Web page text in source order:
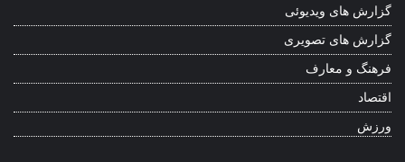
گزارش های ویدیوئی
گزارش های تصویری
فرهنگ و معارف
اقتصاد
ورزش